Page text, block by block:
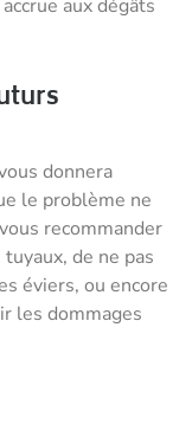
aux dégâts
donnera
le problème ne
recommander
de ne pas
éviers, ou encore
les dommages